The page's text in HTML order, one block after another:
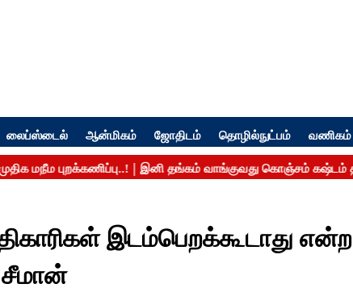
லைப்ஸ்டைல் ஆன்மிகம் ஜோதிடம் தொழில்நுட்பம் வணிகம்
இடம்பெறக்கூடாது என்ற
சீமான்